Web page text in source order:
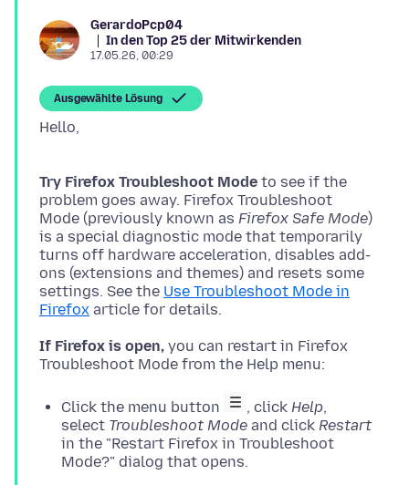
GerardoPcp04
In den Top 25 der Mitwirkenden
17.05.26, 00:29
Ausgewählte Lösung
Try Firefox Troubleshoot Mode to see if the
problem goes away. Firefox Troubleshoot
Mode (previously known as Firefox Safe Mode)
is a special diagnostic mode that temporarily
turns off hardware acceleration, disables add-
ons (extensions and themes) and resets some
settings. See the Use Troubleshoot Mode in
Firefox
If Firefox is open, you can restart in Firefox
Click the menu button , click Help,
select Troubleshoot Mode and click Restart
in the "Restart Firefox in Troubleshoot
Mode?" dialog that opens.